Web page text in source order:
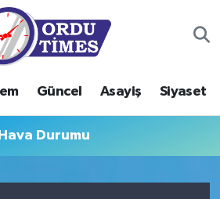
Güncel Asayiş Siyaset
Durumu